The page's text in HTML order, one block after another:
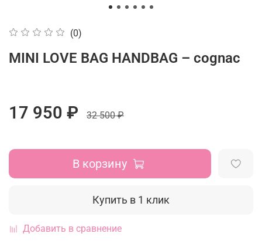
(0)
MINI LOVE BAG HANDBAG – cognac
17 950 ₽ 32 500 ₽
В корзину
Купить в 1 клик
Добавить в сравнение